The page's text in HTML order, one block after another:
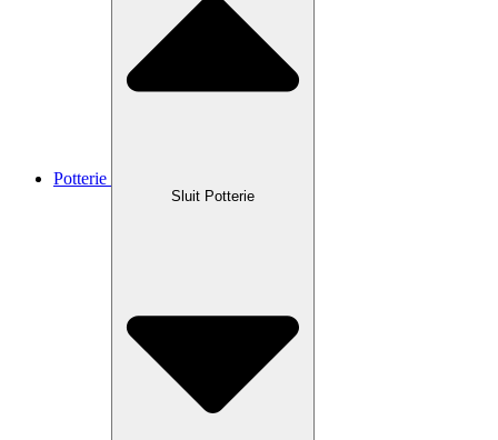
Potterie
Sluit Potterie